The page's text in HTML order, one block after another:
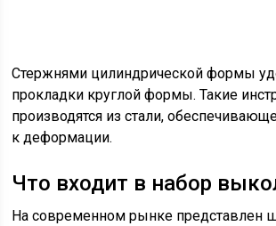
Стержнями цилиндрической формы
прокладки круглой формы. Такие
производятся из стали,
к деформации.
Что входит в набор
На современном рынке представлен